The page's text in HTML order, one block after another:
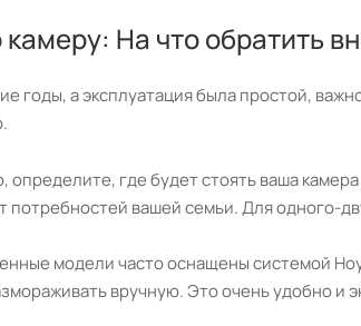
На что обратить
годы, а эксплуатация была простой,
определите, где будет стоять ваша
потребностей вашей семьи. Для одного-
модели часто оснащены системой
вручную. Это очень удобно и